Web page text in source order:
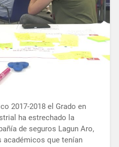
2017-2018 el Grado en
ha estrechado la
de seguros Lagun Aro,
académicos que tenían